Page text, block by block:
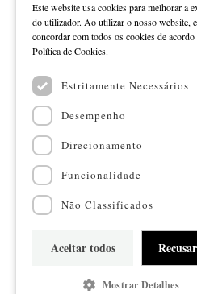
Subscreva a
Este website usa cookies para melhorar a
do utilizador. Ao utilizar o nosso website,
concordar com todos os cookies de acordo
Política de Cookies.
Estritamente Necessários
Desempenho
Direcionamento
Funcionalidade
Não Classificados
Aceitar todos
Mostrar Detalhes